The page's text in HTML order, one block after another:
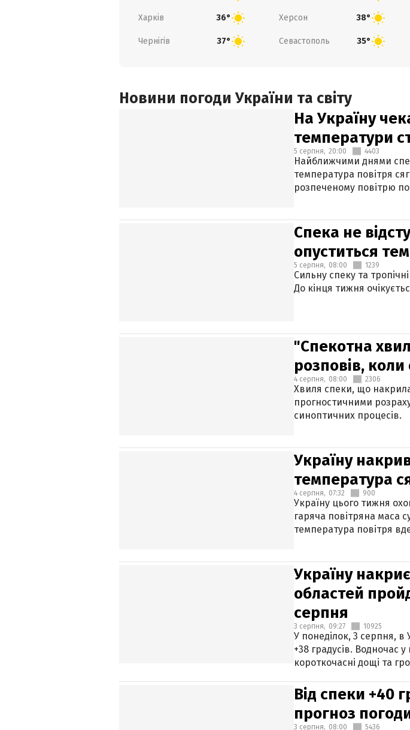
Харків 36° Херсон 38°
Чернігів 37° Севастополь 35°
Новини погоди України та світу
На Україну
температури
5 серпня, 20:00 4403
Найближчими днями
температура повітря
розпеченому повітрю
Спека не
опуститься
5 серпня, 08:00 1239
Сильну спеку та
До кінця тижня
"Спекотна
розповів, коли
4 серпня, 08:00 2306
Хвиля спеки, що
прогностичними
синоптичних процесів.
Україну
температура
4 серпня, 07:32 900
Україну цього тижня
гаряча повітряна маса
температура повітря
Україну
областей
серпня
3 серпня, 09:27 10925
У понеділок, 3 серпня,
+38 градусів. Водночас у
короткочасні дощі та
Від спеки +40
прогноз
3 серпня, 08:00 5436